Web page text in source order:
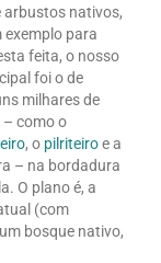
arbustos nativos,
exemplo para
feita, o nosso
foi o de
milhares de
como o
, o pilriteiroe a
– na bordadura
O plano é, a
(com
bosque nativo,